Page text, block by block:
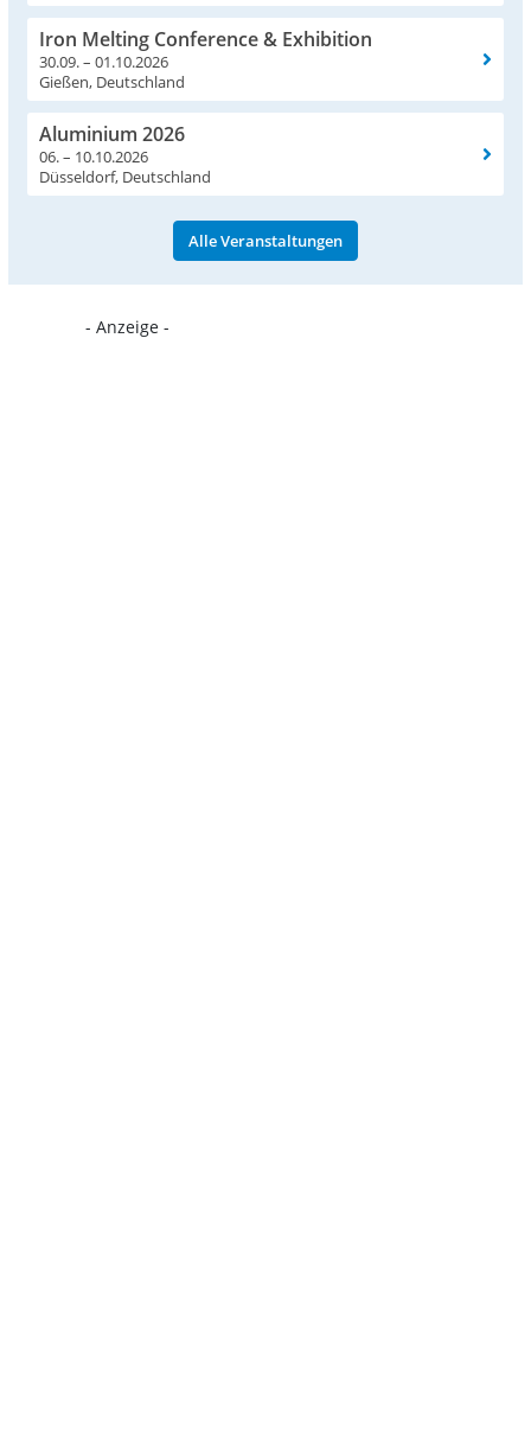
Iron Melting Conference & Exhibition
30.09. – 01.10.2026
Gießen, Deutschland
Aluminium 2026
06. – 10.10.2026
Düsseldorf, Deutschland
Alle Veranstaltungen
- Anzeige -